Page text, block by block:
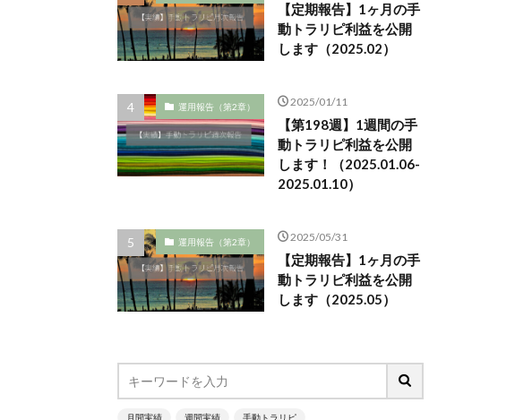
【定期報告】1ヶ月の手
動トラリピ利益を公開
します（2025.02）
運用報告（第2章） 2025/01/11
【第198週】1週間の手
動トラリピ利益を公開
します！（2025.01.06-
2025.01.10）
運用報告（第2章） 2025/05/31
【定期報告】1ヶ月の手
動トラリピ利益を公開
します（2025.05）
月間実績 週間実績 手動トラリピ